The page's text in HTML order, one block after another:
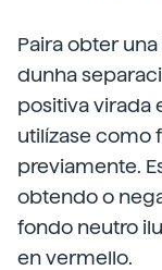
Paira obter
dunha
positiva virada
utilízase como
previamente.
obtendo o
fondo neutro
en vermello.